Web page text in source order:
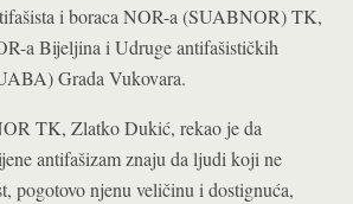
i boraca NOR-a (SUABNOR) TK,
a Bijeljina i Udruge antifašističkih
Grada Vukovara.
TK, Zlatko Dukić, rekao je da
antifašizam znaju da ljudi koji ne
pogotovo njenu veličinu i dostignuća,